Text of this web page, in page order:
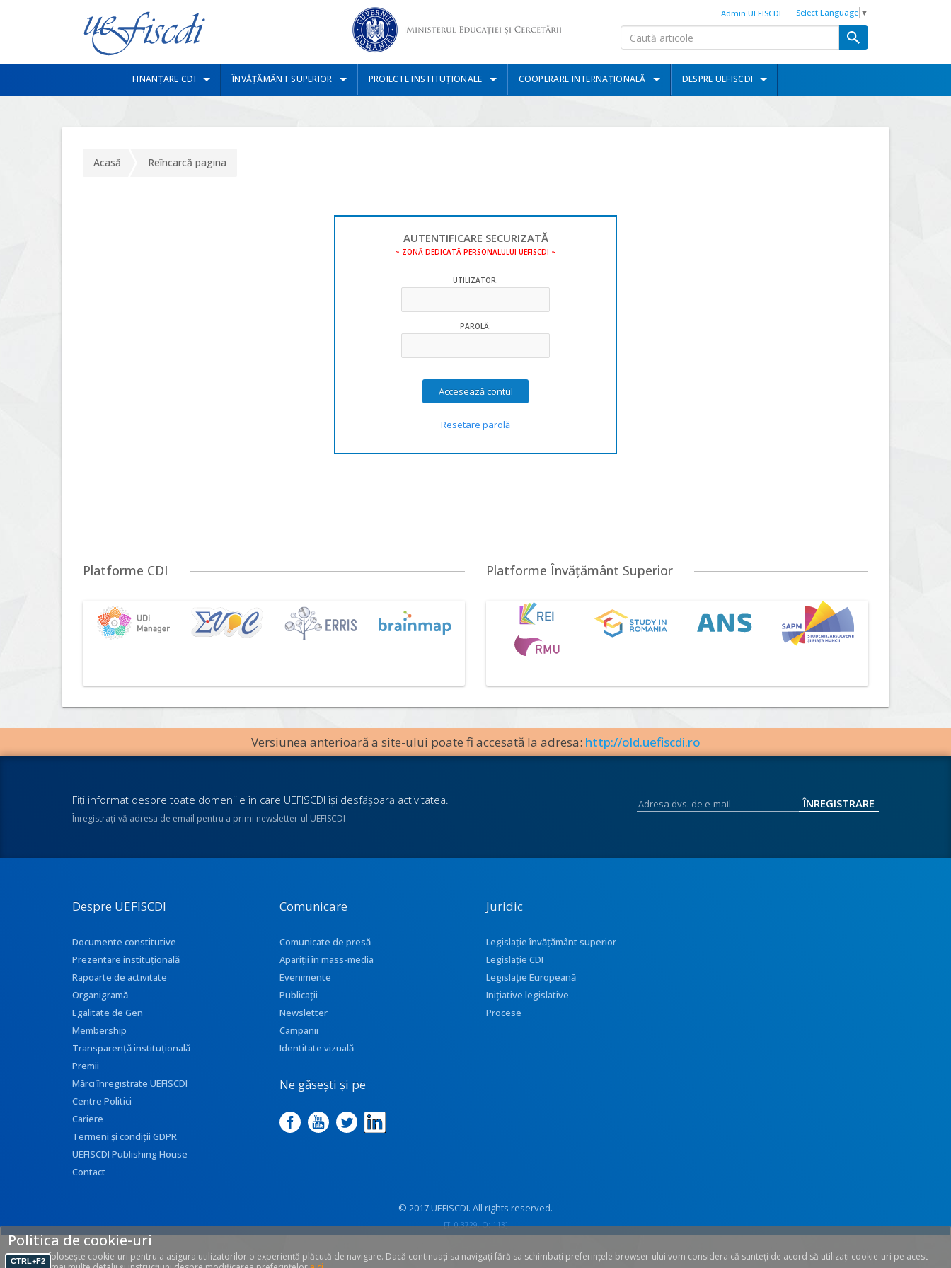
CTRL+F2
Select Language ▼
Admin UEFISCDI
FINANȚARE CDI ÎNVĂȚĂMÂNT SUPERIOR PROIECTE INSTITUȚIONALE COOPERARE INTERNAȚIONALĂ DESPRE UEFISCDI
Acasă Reîncarcă pagina
AUTENTIFICARE SECURIZATĂ
~ ZONĂ DEDICATĂ PERSONALULUI UEFISCDI ~
UTILIZATOR:
PAROLĂ:
Resetare parolă
Platforme CDI Platforme Învățământ Superior
Versiunea anterioară a site-ului poate fi accesată la adresa: http://old.uefiscdi.ro
Fiţi informat despre toate domeniile în care UEFISCDI îşi desfăşoară activitatea.
Înregistraţi-vă adresa de email pentru a primi newsletter-ul UEFISCDI
Despre UEFISCDI
Documente constitutive
Prezentare instituţională
Rapoarte de activitate
Organigramă
Egalitate de Gen
Membership
Transparenţă instituţională
Premii
Mărci înregistrate UEFISCDI
Centre Politici
Cariere
Termeni și condiții GDPR
UEFISCDI Publishing House
Contact
Comunicare
Comunicate de presă
Apariţii în mass-media
Evenimente
Publicații
Newsletter
Campanii
Identitate vizuală
Ne găsești și pe
Juridic
Legislație învățământ superior
Legislație CDI
Legislație Europeană
Inițiative legislative
Procese
© 2017 UEFISCDI. All rights reserved.
[T: 0.3729, O: 113]
Politica de cookie-uri
Acest site folosește cookie-uri pentru a asigura utilizatorilor o experiență plăcută de navigare. Dacă continuați sa navigați fără sa schimbați preferințele browser-ului vom considera că sunteți de acord să utilizați cookie-uri pe acest